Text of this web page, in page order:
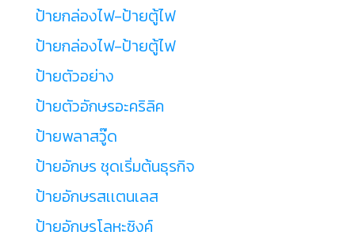
ป้ายกล่องไฟ-ป้ายตู้ไฟ
ป้ายกล่องไฟ-ป้ายตู้ไฟ
ป้ายตัวอย่าง
ป้ายตัวอักษรอะคริลิค
ป้ายพลาสวู๊ด
ป้ายอักษร ชุดเริ่มต้นธุรกิจ
ป้ายอักษรสเเตนเลส
ป้ายอักษรโลหะซิงค์